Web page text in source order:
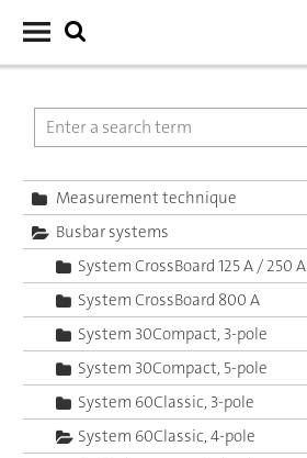
Measurement technique
Busbar systems
System CrossBoard 125 A / 250 A
System CrossBoard 800 A
System 30Compact, 3-pole
System 30Compact, 5-pole
System 60Classic, 3-pole
System 60Classic, 4-pole